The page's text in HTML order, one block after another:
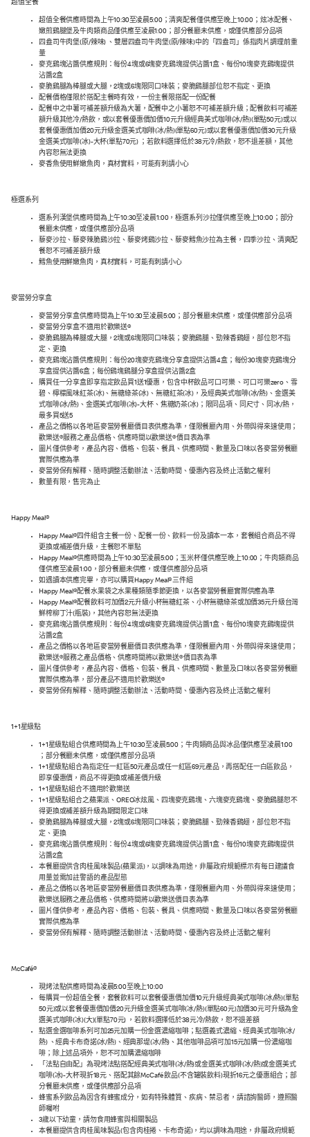
超值全餐
超值全餐供應時間為上午10:30至凌晨5:00；清爽配餐僅供應至晚上10:00；炫冰配餐、
嫩煎鷄腿堡及牛肉類商品僅供應至凌晨1:00；部分餐廳未供應，或僅供應部分品項
四盎司牛肉堡(原/辣味) 、雙層四盎司牛肉堡(原/辣味)中的「四盎司」係指肉片調理前重
量
麥克鷄塊沾醬供應規則：每份4塊或6塊麥克鷄塊提供沾醬1盒、每份10塊麥克鷄塊提供
沾醬2盒
麥脆鷄腿為棒腿或大腿，2塊或6塊限同口味裝；麥脆鷄腿部位恕不指定、更換
配餐價格僅限於搭配主餐時有效，一份主餐限搭配一份配餐
配餐中之中薯可補差額升級為大薯，配餐中之小薯恕不可補差額升級；配餐飲料可補差
額升級其他冷/熱飲，或以套餐優惠價加價10元升級經典美式咖啡(冰/熱)(單點50元)或以
套餐優惠價加價20元升級金選美式咖啡(冰/熱)(單點60元)或以套餐優惠價加價30元升級
金選美式咖啡(冰)-大杯(單點70元) ；若飲料選擇低於38元冷/熱飲，恕不退差額，其他
內容恕無法更換
麥香魚使用鮮嫩魚肉，真材實料，可能有刺請小心
極選系列
選系列漢堡供應時間為上午10:30至凌晨1:00，極選系列沙拉僅供應至晚上10:00；部分
餐廳未供應，或僅供應部分品項
藜麥沙拉、藜麥辣脆鷄沙拉、藜麥烤鷄沙拉、藜麥鱈魚沙拉為主餐，四季沙拉、清爽配
餐恕不可補差額升級
鱈魚使用鮮嫩魚肉，真材實料，可能有刺請小心
麥當勞分享盒
麥當勞分享盒供應時間為上午10:30至凌晨5:00；部分餐廳未供應，或僅供應部分品項
麥當勞分享盒不適用於歡樂送®
麥脆鷄腿為棒腿或大腿，2塊或6塊限同口味裝；麥脆鷄腿、勁辣香鷄翅，部位恕不指
定、更換
麥克鷄塊沾醬供應規則：每份20塊麥克鷄塊分享盒提供沾醬4盒；每份30塊麥克鷄塊分
享盒提供沾醬6盒；每份鷄塊鷄腿分享盒提供沾醬2盒
購買任一分享盒即享指定飲品買1送1優惠，包含中杯飲品可口可樂 、可口可樂zero、雪
碧、檸檬風味紅茶(冰)、無糖綠茶(冰)、無糖紅茶(冰)，及經典美式咖啡(冰/熱)、金選美
式咖啡(冰/熱)、金選美式咖啡(冰)-大杯、焦糖奶茶(冰)；限同品項、同尺寸、同冰/熱，
最多買5送5
產品之價格以各地區麥當勞餐廳價目表供應為準，僅限餐廳內用、外帶與得來速使用；
歡樂送®服務之產品價格、供應時間以歡樂送®價目表為準
圖片僅供參考，產品內容、價格、包裝、餐具、供應時間、數量及口味以各麥當勞餐廳
實際供應為準
麥當勞保有解釋、隨時調整活動辦法、活動時間、優惠內容及終止活動之權利
數量有限，售完為止
Happy Meal®
Happy Meal®四件組含主餐一份、配餐一份、飲料一份及讀本一本，套餐組合商品不得
更換或補差價升級，主餐恕不單點
Happy Meal®供應時間為上午10:30至凌晨5:00；玉米杯僅供應至晚上10:00；牛肉類商品
僅供應至凌晨1:00，部分餐廳未供應，或僅供應部分品項
如遇讀本供應完畢，亦可以購買Happy Meal®三件組
Happy Meal®配餐水果袋之水果種類隨季節更換，以各麥當勞餐廳實際供應為準
Happy Meal®配餐飲料可加價2元升級小杯無糖紅茶、小杯無糖綠茶或加價35元升級台灣
鮮榨柳丁汁(瓶裝)，其他內容恕無法更換
麥克鷄塊沾醬供應規則：每份4塊或6塊麥克鷄塊提供沾醬1盒、每份10塊麥克鷄塊提供
沾醬2盒
產品之價格以各地區麥當勞餐廳價目表供應為準，僅限餐廳內用、外帶與得來速使用；
歡樂送®服務之產品價格、供應時間將以歡樂送®價目表為準
圖片僅供參考，產品內容、價格、包裝、餐具、供應時間、數量及口味以各麥當勞餐廳
實際供應為準，部分產品不適用於歡樂送®
麥當勞保有解釋、隨時調整活動辦法、活動時間、優惠內容及終止活動之權利
1+1星級點
1+1星級點組合供應時間為上午10:30至凌晨5:00；牛肉類商品與冰品僅供應至凌晨1:00
；部分餐廳未供應，或僅供應部分品項
1+1星級點組合為指定任一紅區50元產品或任一紅區69元產品，再搭配任一白區飲品，
即享優惠價，商品不得更換或補差價升級
1+1星級點組合不適用於歡樂送
1+1星級點組合之蘋果派、OREO冰炫風、四塊麥克鷄塊、六塊麥克鷄塊、麥脆鷄腿恕不
得更換或補差額升級為期間限定口味
麥脆鷄腿為棒腿或大腿，2塊或6塊限同口味裝；麥脆鷄腿、勁辣香鷄翅，部位恕不指
定、更換
麥克鷄塊沾醬供應規則：每份4塊或6塊麥克鷄塊提供沾醬1盒、每份10塊麥克鷄塊提供
沾醬2盒
本餐廳提供含肉桂風味製品(蘋果派)，以調味為用途，非屬政府規範標示有每日建議食
用量並需加註警語的產品型態
產品之價格以各地區麥當勞餐廳價目表供應為準，僅限餐廳內用、外帶與得來速使用；
歡樂送服務之產品價格、供應時間將以歡樂送價目表為準
圖片僅供參考，產品內容、價格、包裝、餐具、供應時間、數量及口味以各麥當勞餐廳
實際供應為準
麥當勞保有解釋、隨時調整活動辦法、活動時間、優惠內容及終止活動之權利
McCafé®
現烤法點供應時間為凌晨5:00至晚上10:00
每購買一份超值全餐，套餐飲料可以套餐優惠價加價10元升級經典美式咖啡(冰/熱)(單點
50元)或以套餐優惠價加價20元升級金選美式咖啡(冰/熱)(單點60元)加價30元可升級為金
選美式咖啡(冰)(大)(單點70元) ，若飲料選擇低於38元冷/熱飲，恕不退差額
點選金選咖啡系列可加25元加購一份金選濃縮咖啡；點選義式濃縮、經典美式咖啡(冰/
熱) 、經典卡布奇諾(冰/熱)、經典那堤(冰/熱)、其他咖啡品項可加15元加購一份濃縮咖
啡；除上述品項外，恕不可加購濃縮咖啡
「法點自由配」為現烤法點搭配經典美式咖啡(冰/熱)或金選美式咖啡(冰/熱)或金選美式
咖啡(冰)-大杯現折18元、搭配其餘McCafé 飲品(不含罐裝飲料)現折16元之優惠組合；部
分餐廳未供應，或僅供應部分品項
蜂蜜系列飲品為因含有蜂蜜成分，如有特殊體質、疾病、禁忌者，請諮詢醫師，遵照醫
師囑咐
3歲以下幼童，請勿食用蜂蜜與相關製品
本餐廳提供含肉桂風味製品(包含肉桂捲、卡布奇諾)，均以調味為用途，非屬政府規範